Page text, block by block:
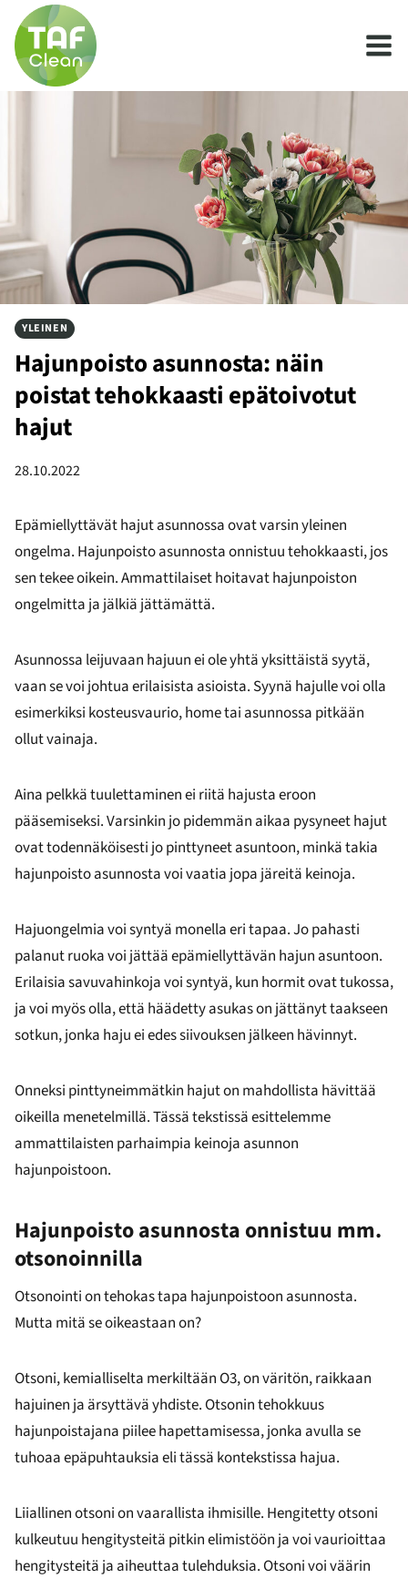
Siirry
sisältöön
YLEINEN
Hajunpoisto asunnosta: näin
poistat tehokkaasti epätoivotut
hajut
28.10.2022
Epämiellyttävät hajut asunnossa ovat varsin yleinen
ongelma. Hajunpoisto asunnosta onnistuu tehokkaasti, jos
sen tekee oikein. Ammattilaiset hoitavat hajunpoiston
ongelmitta ja jälkiä jättämättä.
Asunnossa leijuvaan hajuun ei ole yhtä yksittäistä syytä,
vaan se voi johtua erilaisista asioista. Syynä hajulle voi olla
esimerkiksi kosteusvaurio, home tai asunnossa pitkään
ollut vainaja.
Aina pelkkä tuulettaminen ei riitä hajusta eroon
pääsemiseksi. Varsinkin jo pidemmän aikaa pysyneet hajut
ovat todennäköisesti jo pinttyneet asuntoon, minkä takia
hajunpoisto asunnosta voi vaatia jopa järeitä keinoja.
Hajuongelmia voi syntyä monella eri tapaa. Jo pahasti
palanut ruoka voi jättää epämiellyttävän hajun asuntoon.
Erilaisia savuvahinkoja voi syntyä, kun hormit ovat tukossa,
ja voi myös olla, että häädetty asukas on jättänyt taakseen
sotkun, jonka haju ei edes siivouksen jälkeen hävinnyt.
Onneksi pinttyneimmätkin hajut on mahdollista hävittää
oikeilla menetelmillä. Tässä tekstissä esittelemme
ammattilaisten parhaimpia keinoja asunnon
hajunpoistoon.
Hajunpoisto asunnosta onnistuu mm.
otsonoinnilla
Otsonointi on tehokas tapa hajunpoistoon asunnosta.
Mutta mitä se oikeastaan on?
Otsoni, kemialliselta merkiltään O3, on väritön, raikkaan
hajuinen ja ärsyttävä yhdiste. Otsonin tehokkuus
hajunpoistajana piilee hapettamisessa, jonka avulla se
tuhoaa epäpuhtauksia eli tässä kontekstissa hajua.
Liiallinen otsoni on vaarallista ihmisille. Hengitetty otsoni
kulkeutuu hengitysteitä pitkin elimistöön ja voi vaurioittaa
hengitysteitä ja aiheuttaa tulehduksia. Otsoni voi väärin